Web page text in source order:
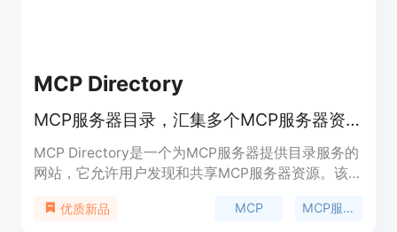
MCP Directory
MCP服务器目录，汇集多个MCP服务器资源。
MCP Directory是一个为MCP服务器提供目录服务的
网站，它允许用户发现和共享MCP服务器资源。该网
界面，方便用户快速找到所需的MCP服务器。它的重
优质新品 MCP MCP服务器